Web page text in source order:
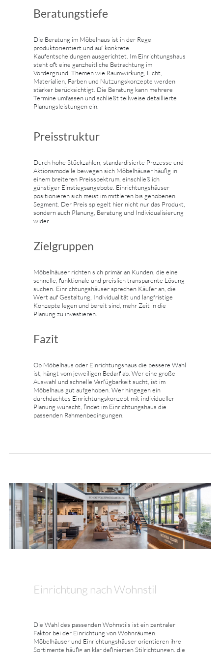
Beratungstiefe
Die Beratung im Möbelhaus ist in der Regel
produktorientiert und auf konkrete
Kaufentscheidungen ausgerichtet. Im Einrichtungshaus
steht oft eine ganzheitliche Betrachtung im
Vordergrund. Themen wie Raumwirkung, Licht,
Materialien, Farben und Nutzungskonzepte werden
stärker berücksichtigt. Die Beratung kann mehrere
Termine umfassen und schließt teilweise detaillierte
Planungsleistungen ein.
Preisstruktur
Durch hohe Stückzahlen, standardisierte Prozesse und
Aktionsmodelle bewegen sich Möbelhäuser häufig in
einem breiteren Preisspektrum, einschließlich
günstiger Einstiegsangebote. Einrichtungshäuser
positionieren sich meist im mittleren bis gehobenen
Segment. Der Preis spiegelt hier nicht nur das Produkt,
sondern auch Planung, Beratung und Individualisierung
wider.
Zielgruppen
Möbelhäuser richten sich primär an Kunden, die eine
schnelle, funktionale und preislich transparente Lösung
suchen. Einrichtungshäuser sprechen Käufer an, die
Wert auf Gestaltung, Individualität und langfristige
Konzepte legen und bereit sind, mehr Zeit in die
Planung zu investieren.
Fazit
Ob Möbelhaus oder Einrichtungshaus die bessere Wahl
ist, hängt vom jeweiligen Bedarf ab. Wer eine große
Auswahl und schnelle Verfügbarkeit sucht, ist im
Möbelhaus gut aufgehoben. Wer hingegen ein
durchdachtes Einrichtungskonzept mit individueller
Planung wünscht, findet im Einrichtungshaus die
passenden Rahmenbedingungen.
Einrichtung nach Wohnstil
Die Wahl des passenden Wohnstils ist ein zentraler
Faktor bei der Einrichtung von Wohnräumen.
Möbelhäuser und Einrichtungshäuser orientieren ihre
Sortimente häufig an klar definierten Stilrichtungen, die